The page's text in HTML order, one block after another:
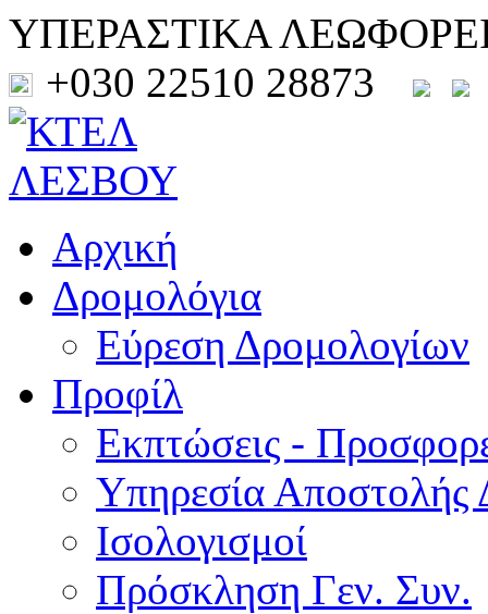
ΥΠΕΡΑΣΤΙΚΑ
+030 22510 28873
Αρχική
Δρομολόγια
Εύρεση Δρομολογίων
Προφίλ
Εκπτώσεις -
Υπηρεσία Αποστολής
Ισολογισμοί
Πρόσκληση Γεν. Συν.